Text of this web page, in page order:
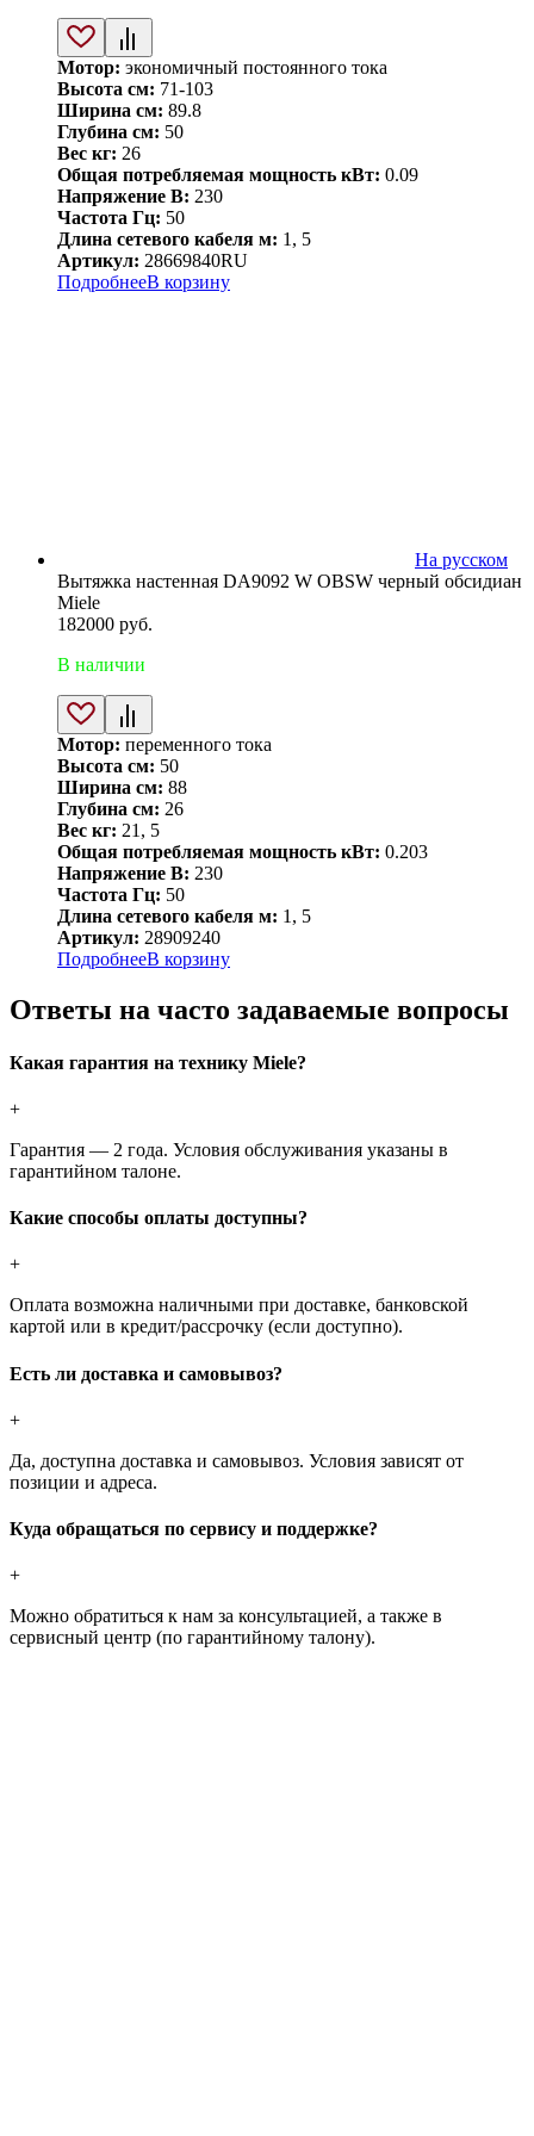
Мотор: экономичный постоянного тока
Высота см: 71-103
Ширина см: 89.8
Глубина см: 50
Вес кг: 26
Общая потребляемая мощность кВт: 0.09
Напряжение В: 230
Частота Гц: 50
Длина сетевого кабеля м: 1, 5
Артикул: 28669840RU
ПодробнееВ корзину
На русском
Вытяжка настенная DA9092 W OBSW черный обсидиан
Miele
182000 руб.
В наличии
Мотор: переменного тока
Высота см: 50
Ширина см: 88
Глубина см: 26
Вес кг: 21, 5
Общая потребляемая мощность кВт: 0.203
Напряжение В: 230
Частота Гц: 50
Длина сетевого кабеля м: 1, 5
Артикул: 28909240
ПодробнееВ корзину
Ответы на часто задаваемые вопросы
Какая гарантия на технику Miele?
+
Гарантия — 2 года. Условия обслуживания указаны в
гарантийном талоне.
Какие способы оплаты доступны?
+
Оплата возможна наличными при доставке, банковской
картой или в кредит/рассрочку (если доступно).
Есть ли доставка и самовывоз?
+
Да, доступна доставка и самовывоз. Условия зависят от
позиции и адреса.
Куда обращаться по сервису и поддержке?
+
Можно обратиться к нам за консультацией, а также в
сервисный центр (по гарантийному талону).